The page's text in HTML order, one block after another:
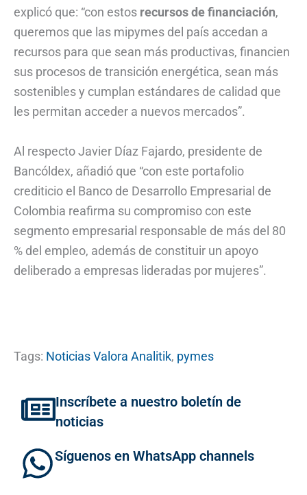
explicó que: “con estos recursos de financiación,
queremos que las mipymes del país accedan a
recursos para que sean más productivas, financien
sus procesos de transición energética, sean más
sostenibles y cumplan estándares de calidad que
les permitan acceder a nuevos mercados”.
Al respecto Javier Díaz Fajardo, presidente de
Bancóldex, añadió que “con este portafolio
crediticio el Banco de Desarrollo Empresarial de
Colombia reafirma su compromiso con este
segmento empresarial responsable de más del 80
% del empleo, además de constituir un apoyo
deliberado a empresas lideradas por mujeres”.
Tags: Noticias Valora Analitik, pymes
Inscríbete a nuestro boletín de
noticias
Síguenos en WhatsApp channels